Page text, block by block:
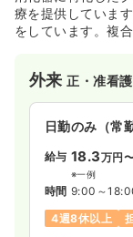
療を提供していま
をしています。複
外来正・准看
日勤のみ（常勤
給与 18.3万円
※一例
時間 9:00～
4週8休以上